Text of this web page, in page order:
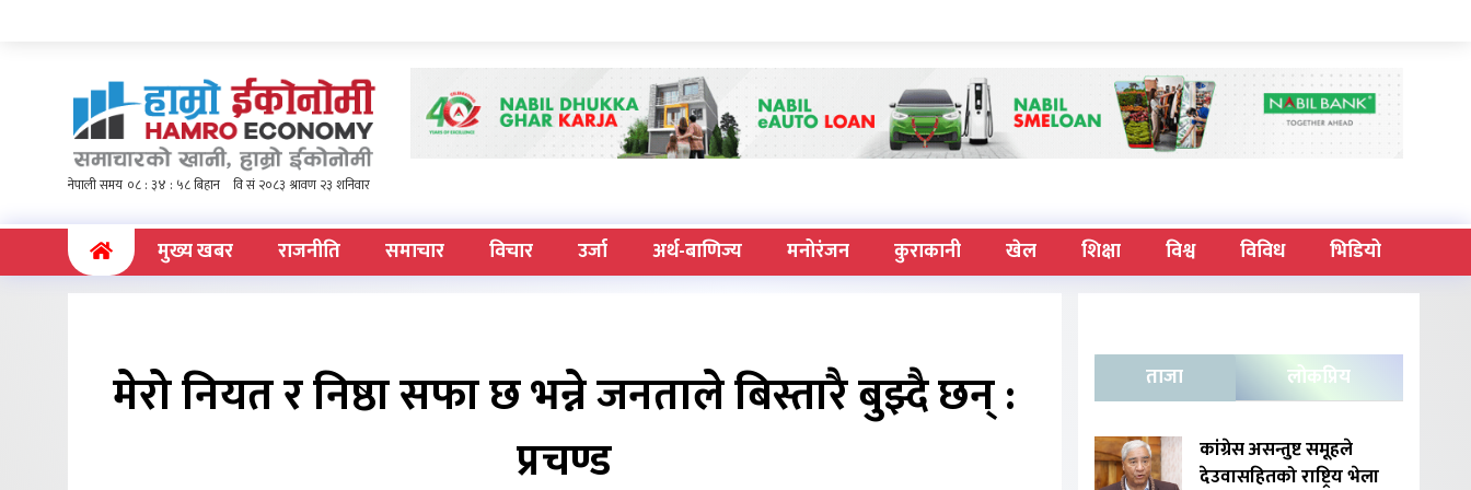
(current)मुख्य खबर राजनीति समाचार विचार उर्जा अर्थ-बाणिज्य मनोरंजन कुराकानी खेल शिक्षा विश्व विविध भिडियो
मेरो नियत र निष्ठा सफा छ भन्ने जनताले बिस्तारै बुझ्दै छन् :
प्रचण्ड
ताजा लोकप्रिय
कांग्रेस असन्तुष्ट समूहले
देउवासहितको राष्ट्रिय भेला